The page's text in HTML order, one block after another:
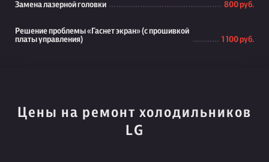
Замена лазерной головки 800 руб.
Решение проблемы «Гаснет экран» (с прошивкой
платы управления)
1 100 руб.
Цены на ремонт холодильников
LG